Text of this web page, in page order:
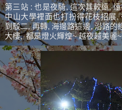
第三站 : 也是夜騎, 這次其較遠,
中山大學裡面也打扮得花枝招展,
到駁二, 再轉, 海邊路這邊, 沿路的
大樓, 都是燈火輝煌~ 越夜越美麗~